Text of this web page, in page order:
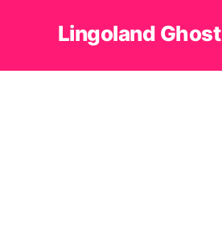
Lingoland Ghost